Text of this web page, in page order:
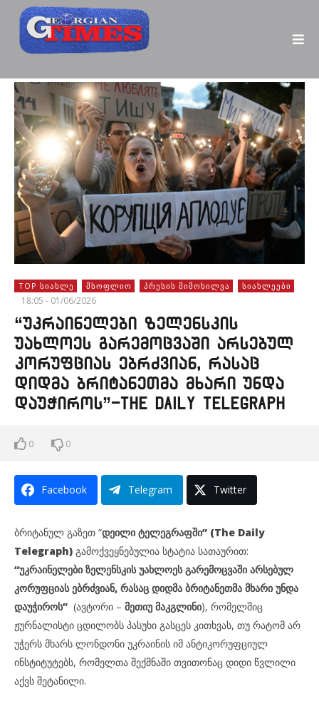
TOP ᲡᲘᲐᲮᲚᲔ ᲛᲡᲝᲤᲚᲘᲝ ᲞᲠᲔᲡᲘᲡ ᲛᲘᲛᲝᲮᲘᲚᲕᲐ ᲡᲘᲐᲮᲚᲔᲔᲑᲘ
18:05 - 01/06/2026
“უკრაინელები ზელენსკის
უახლოეს გარემოცვაში არსებულ
კორუფციას ებრძვიან, რასაც
დიდმა ბრიტანეთმა მხარი უნდა
დაუჭიროს”-The Daily Telegraph
0 0
Facebook Telegram Twitter
ბრიტანულ გაზეთ “დეილი ტელეგრაფში” (The Daily
Telegraph) გამოქვეყნებულია სტატია სათაურით:
“უკრაინელები ზელენსკის უახლოეს გარემოცვაში არსებულ
კორუფციას ებრძვიან, რასაც დიდმა ბრიტანეთმა მხარი უნდა
დაუჭიროს” (ავტორი – მეთიუ მაკგლინი), რომელშიც
ჟურნალისტი ცდილობს პასუხი გასცეს კითხვას, თუ რატომ არ
უჭერს მხარს ლონდონი უკრაინის იმ ანტიკორუფციულ
ინსტიტუტებს, რომელთა შექმნაში თვითონაც დიდი წვლილი
აქვს შეტანილი.